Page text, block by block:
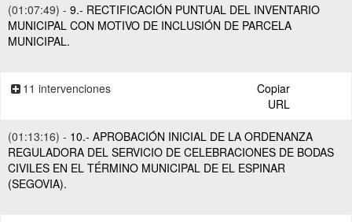
(01:07:49) - 9.- RECTIFICACIÓN PUNTUAL DEL INVENTARIO
MUNICIPAL CON MOTIVO DE INCLUSIÓN DE PARCELA
MUNICIPAL.
11 intervenciones
Copiar
URL
(01:13:16) - 10.- APROBACIÓN INICIAL DE LA ORDENANZA
REGULADORA DEL SERVICIO DE CELEBRACIONES DE BODAS
CIVILES EN EL TÉRMINO MUNICIPAL DE EL ESPINAR
(SEGOVIA).